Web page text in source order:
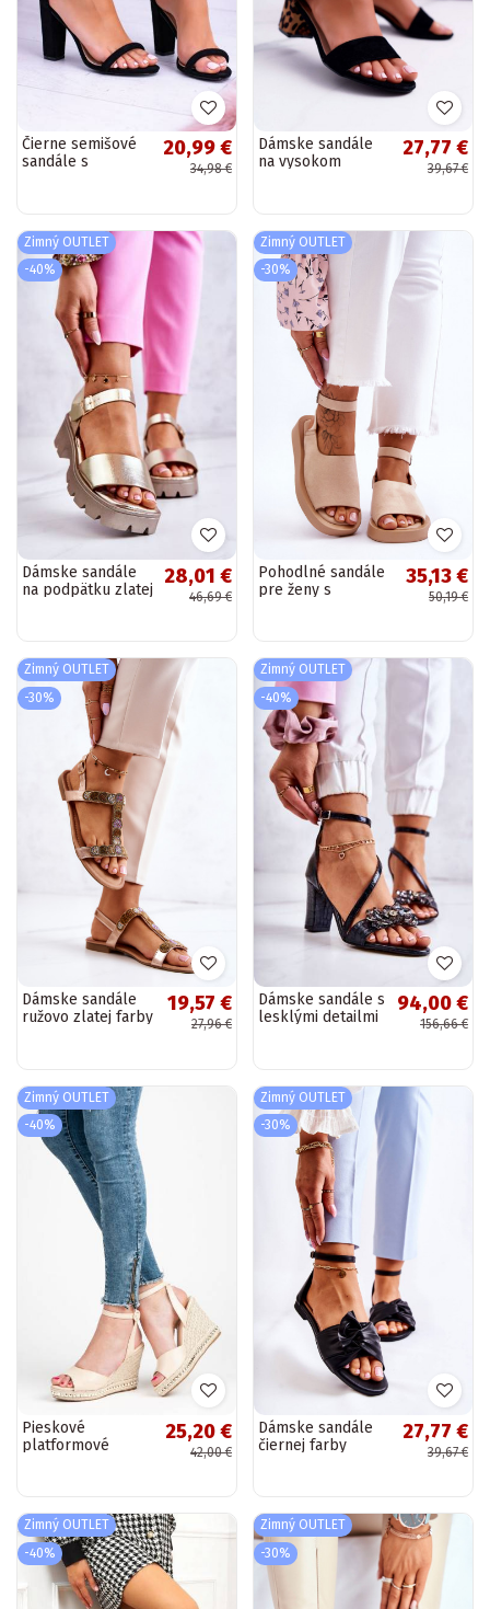
Čierne semišové
sandále s
20,99 €
34,98 €
Dámske sandále
na vysokom
In Love
27,77 €
39,67 €
Zimný OUTLET
-40%
Dámske sandále
na podpätku zlatej
28,01 €
46,69 €
Zimný OUTLET
-30%
Pohodlné sandále
pre ženy s
35,13 €
50,19 €
Zimný OUTLET
-30%
Dámske sandále
ružovo zlatej farby
19,57 €
27,96 €
Zimný OUTLET
-40%
Dámske sandále s
lesklými detailmi
94,00 €
156,66 €
Zimný OUTLET
-40%
Pieskové
platformové
25,20 €
42,00 €
Zimný OUTLET
-30%
Dámske sandále
čiernej farby
27,77 €
39,67 €
Zimný OUTLET
-40%
Zimný OUTLET
-30%